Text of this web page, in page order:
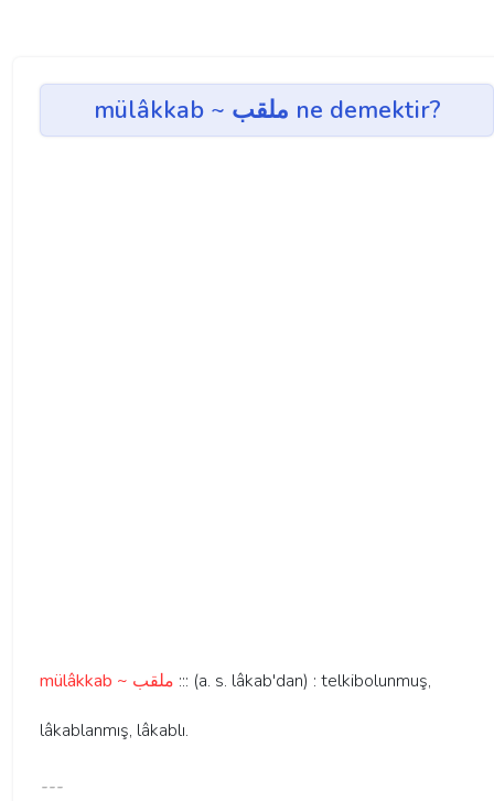
mülâkkab ~ ملقب ne demektir?
mülâkkab ~ ملقب ::: (a. s. lâkab'dan) : telkibolunmuş,
lâkablanmış, lâkablı.
---